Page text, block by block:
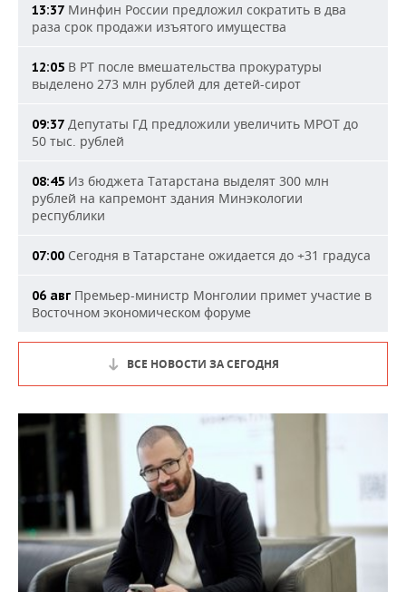
13:37 Минфин России предложил сократить в два
раза срок продажи изъятого имущества
12:05 В РТ после вмешательства прокуратуры
выделено 273 млн рублей для детей-сирот
09:37 Депутаты ГД предложили увеличить МРОТ до
50 тыс. рублей
08:45 Из бюджета Татарстана выделят 300 млн
рублей на капремонт здания Минэкологии
республики
07:00 Сегодня в Татарстане ожидается до +31 градуса
06 авг Премьер-министр Монголии примет участие в
Восточном экономическом форуме
ВСЕ НОВОСТИ ЗА СЕГОДНЯ